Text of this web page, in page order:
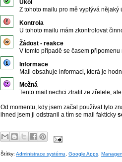
Úkol
Z tohoto mailu pro mě vyplývá nějaký
Kontrola
U tohoto mailu mám zkontrolovat
Žádost - reakce
V tomto případě se časem připomenu
Informace
Mail obsahuje informaci, která je
Možná
Tento mail nechci ztratit ze zřetele,
Od momentu, kdy jsem začal používat tyto
ihned jsem ji odstranil a tím se mail fakticky
Štítky: Administrace systému, Google Apps,